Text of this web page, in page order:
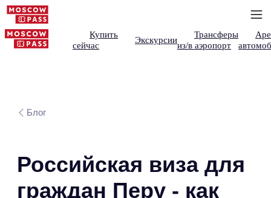
Купить
сейчас
Экскурсии
Трансферы
из/в аэропорт
Блог
Российская виза для
граждан Перу - как